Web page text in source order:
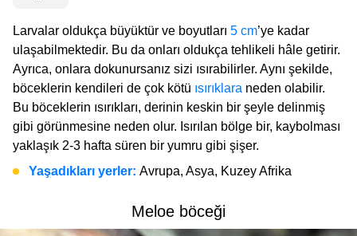
Larvalar oldukça büyüktür ve boyutları 5 cm’ye kadar
ulaşabilmektedir. Bu da onları oldukça tehlikeli hâle getirir.
Ayrıca, onlara dokunursanız sizi ısırabilirler. Aynı şekilde,
böceklerin kendileri de çok kötü ısırıklara neden olabilir.
Bu böceklerin ısırıkları, derinin keskin bir şeyle delinmiş
gibi görünmesine neden olur. Isırılan bölge bir, kaybolması
yaklaşık 2-3 hafta süren bir yumru gibi şişer.
Yaşadıkları yerler: Avrupa, Asya, Kuzey Afrika
Meloe böceği